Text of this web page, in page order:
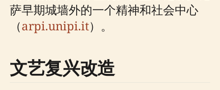
萨早期城墙外的一个精神和社会中心
（arpi.unipi.it）。
文艺复兴改造